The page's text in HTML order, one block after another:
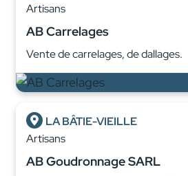
Artisans
AB Carrelages
Vente de carrelages, de dallages.
LA BÂTIE-VIEILLE
Artisans
AB Goudronnage SARL